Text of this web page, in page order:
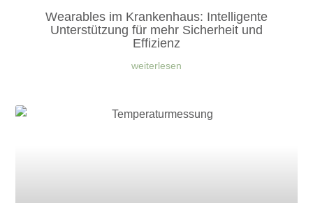
Wearables im Krankenhaus: Intelligente
Unterstützung für mehr Sicherheit und
Effizienz
weiterlesen